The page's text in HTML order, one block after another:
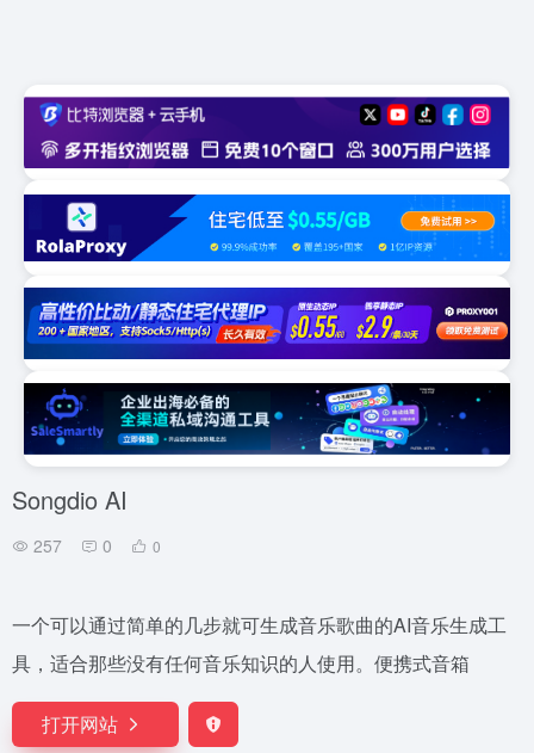
Songdio AI
257 0 0
一个可以通过简单的几步就可生成音乐歌曲的AI音乐生成工
具，适合那些没有任何音乐知识的人使用。便携式音箱
打开网站